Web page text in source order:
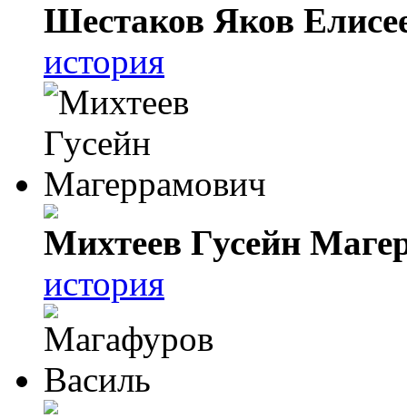
Шестаков Яков
история
Михтеев Гусейн
история